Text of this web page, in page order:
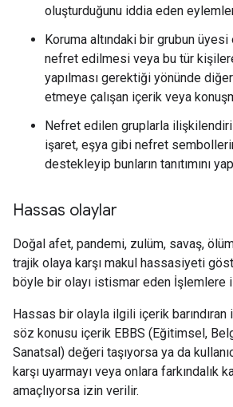
oluşturduğunu iddia eden
Koruma altındaki bir grubun
nefret edilmesi veya bu tür kişilere
yapılması gerektiği yönünde
etmeye çalışan içerik veya
Nefret edilen gruplarla
işaret, eşya gibi nefret
destekleyip bunların tanıtımını
Hassas olaylar
Doğal afet, pandemi, zulüm, savaş,
trajik olaya karşı makul hassasiyeti
böyle bir olayı istismar eden İşlemlere
Hassas bir olayla ilgili içerik
söz konusu içerik EBBS (Eğitimsel,
Sanatsal) değeri taşıyorsa ya da
karşı uyarmayı veya onlara farkındalık
amaçlıyorsa izin verilir.